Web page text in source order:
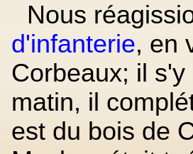
Nous
d'infanterie, en
Corbeaux; il
matin, il
est du bois de